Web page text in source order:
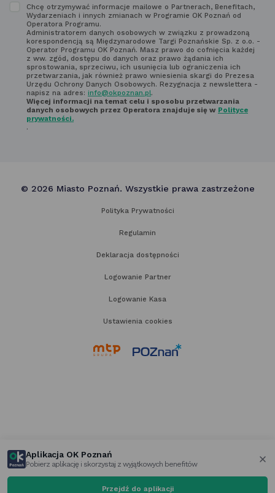
poniżej
Zapoznaj
z regulaminem
newsletter'a
Chcę otrzymywać informacje mailowe o Partnerach, Benefitach,
Wydarzeniach i innych zmianach w Programie OK Poznań od
Operatora Programu.
Administratorem danych osobowych w związku z prowadzoną
korespondencją są Międzynarodowe Targi Poznańskie Sp. z o.o. -
Operator Programu OK Poznań. Masz prawo do cofnięcia każdej
z ww. zgód, dostępu do danych oraz prawo żądania ich
sprostowania, sprzeciwu, ich usunięcia lub ograniczenia ich
przetwarzania, jak również prawo wniesienia skargi do Prezesa
Urzędu Ochrony Danych Osobowych. Rezygnacja z newslettera -
napisz na adres: info@okpoznan.pl.
Więcej informacji na temat celu i sposobu przetwarzania
danych osobowych przez Operatora znajduje się w Polityce
prywatności.
.
© 2026 Miasto Poznań. Wszystkie prawa zastrzeżone
Polityka Prywatności
Regulamin
Deklaracja dostępności
Logowanie Partner
Logowanie Kasa
Ustawienia cookies
link
link
Aplikacja OK Poznań
Pobierz aplikację i skorzystaj z wyjątkowych benefitów
Przejdź do aplikacji